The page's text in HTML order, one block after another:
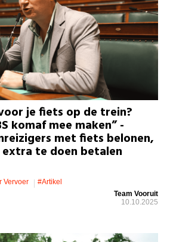
je fiets op de trein?
komaf mee maken” -
met fiets belonen,
te doen betalen
Vervoer
#artikel
Team Vooruit
10.10.2025